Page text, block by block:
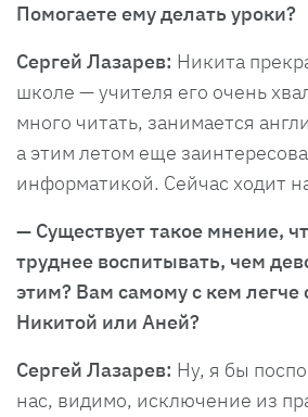
Помогаете ему делать уроки?
Сергей Лазарев: Никита
школе — учителя его очень
много читать, занимается
а этим летом еще
информатикой. Сейчас ходит
— Существует такое мнение,
труднее воспитывать, чем
этим? Вам самому с кем легче
Никитой или Аней?
Сергей Лазарев: Ну, я бы
нас, видимо, исключение из